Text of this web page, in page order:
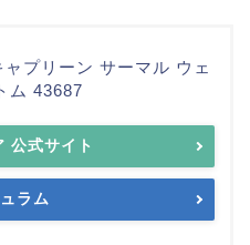
ャプリーン サーマル ウェ
ム 43687
公式サイト
ラム